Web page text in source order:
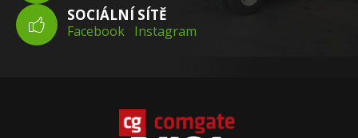
SOCIÁLNÍ SÍTĚ
Facebook Instagram